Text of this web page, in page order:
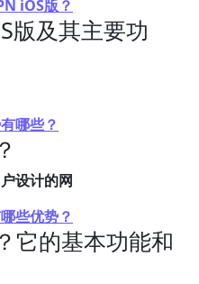
iOS版？
版及其主要功
哪些？
设计的网
些优势？
它的基本功能和